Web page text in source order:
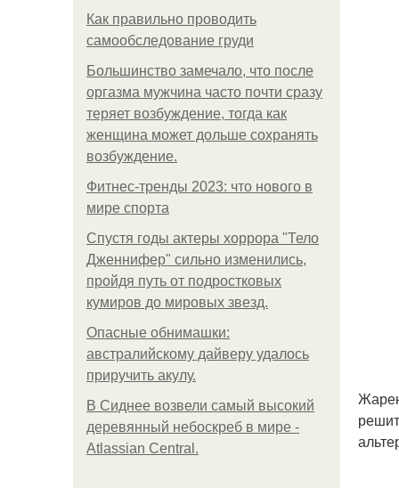
Как правильно проводить
самообследование груди
Большинство замечало, что после
оргазма мужчина часто почти сразу
теряет возбуждение, тогда как
женщина может дольше сохранять
возбуждение.
Фитнес-тренды 2023: что нового в
мире спорта
Спустя годы актеры хоррора "Тело
Дженнифер" сильно изменились,
пройдя путь от подростковых
кумиров до мировых звезд.
Опасные обнимашки:
австралийскому дайверу удалось
приручить акулу.
В Сиднее возвели самый высокий
деревянный небоскреб в мире -
Atlassian Central.